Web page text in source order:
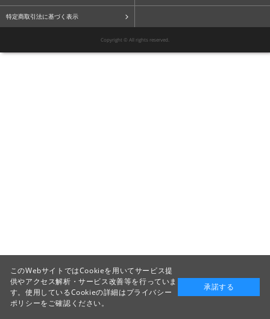
特定商取引法に基づく表示
Copyright © All rights reserved.
このWebサイトではCookieを用いてサービス提
供やアクセス解析・サービス改善等を行っていま
す。使用しているCookieの詳細はプライバシー
ポリシーをご確認ください。
承諾する